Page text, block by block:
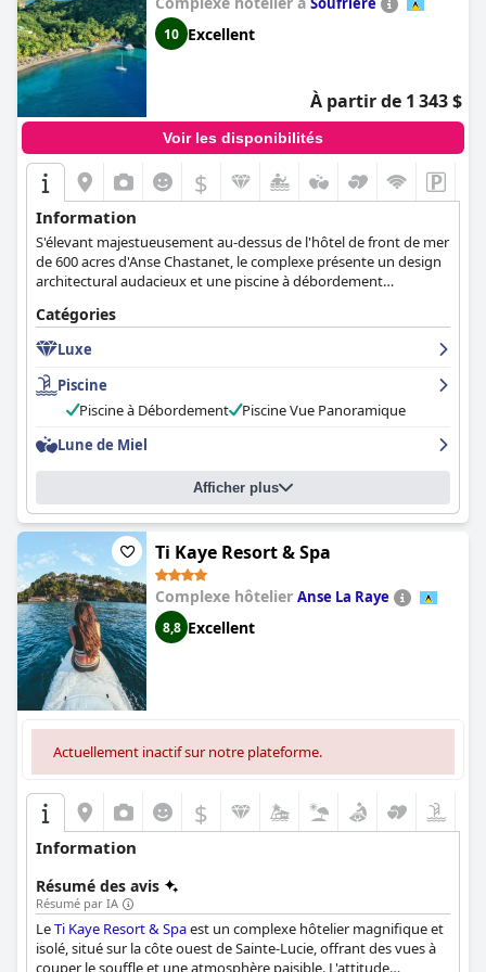
qui recherchent un luxe exceptionnel dans un environnement
familial. Il est peut-être un peu cher, mais il vaut le coup pour sa
situation pittoresque, ses superbes plages, son service
exceptionnel et ses équipements hors du commun.
10 Excellent
À partir de 1 343 $
Voir les disponibilités
$
Information
S'élevant majestueusement au-dessus de l'hôtel de front de mer
de 600 acres d'Anse Chastanet, le complexe présente un design
architectural audacieux et une piscine à débordement
Catégories
Luxe
Piscine
Piscine à Débordement
Piscine Vue Panoramique
Lune de Miel
Afficher plus
Ti Kaye Resort & Spa
Complexe hôtelier Anse La Raye
8,8 Excellent
Actuellement inactif sur notre plateforme.
$
Information
Résumé des avis
Résumé par IA
LeTi Kaye Resort & Spaest un complexe hôtelier magnifique et
isolé, situé sur la côte ouest de Sainte-Lucie, offrant des vues à
couper le souffle et une atmosphère paisible. L'attitude